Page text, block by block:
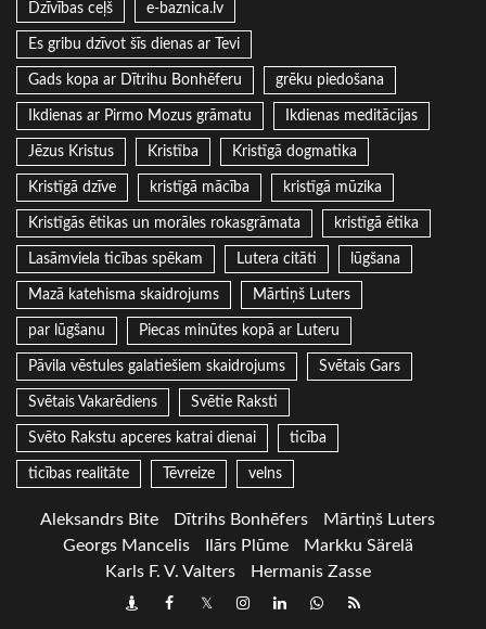
Dzīvības ceļš e-baznica.lv
Es gribu dzīvot šīs dienas ar Tevi
Gads kopa ar Dītrihu Bonhēferu grēku piedošana
Ikdienas ar Pirmo Mozus grāmatu Ikdienas meditācijas
Jēzus Kristus Kristība Kristīgā dogmatika
Kristīgā dzīve kristīgā mācība kristīgā mūzika
Kristīgās ētikas un morāles rokasgrāmata kristīgā ētika
Lasāmviela ticības spēkam Lutera citāti lūgšana
Mazā katehisma skaidrojums Mārtiņš Luters
par lūgšanu Piecas minūtes kopā ar Luteru
Pāvila vēstules galatiešiem skaidrojums Svētais Gars
Svētais Vakarēdiens Svētie Raksti
Svēto Rakstu apceres katrai dienai ticība
ticības realitāte Tēvreize velns
Aleksandrs Bite Dītrihs Bonhēfers
Mārtiņš Luters
Georgs Mancelis
Ilārs Plūme
Markku Särelä
Karls F. V. Valters
Hermanis Zasse
DraugiemFacebook
TwitterInstagram
LinkedInwhatsapp
RSS